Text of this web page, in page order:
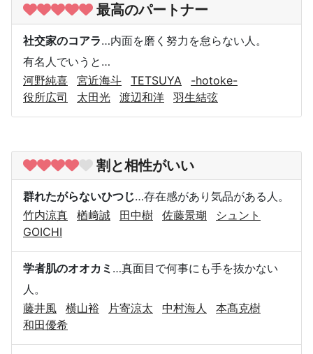
最高のパートナー
社交家のコアラ…内面を磨く努力を怠らない人。
有名人でいうと…
河野純喜
宮近海斗 TETSUYA
-hotoke-
役所広司
太田光 渡辺和洋 羽生結弦
割と相性がいい
群れたがらないひつじ…存在感があり気品がある人。
竹内涼真
楢﨑誠 田中樹 佐藤景瑚
シュント
GOICHI
学者肌のオオカミ …真面目で何事にも手を抜かない
人。
藤井風
横山裕 片寄涼太 中村海人
本髙克樹
和田優希